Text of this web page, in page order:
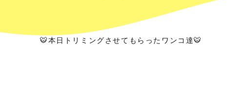
🐯本日トリミングさせてもらったワンコ達🐯